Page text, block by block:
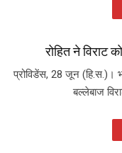
रोहित ने विराट
प्रोविडेंस, 28 जून (हि.स.)।
बल्लेबाज